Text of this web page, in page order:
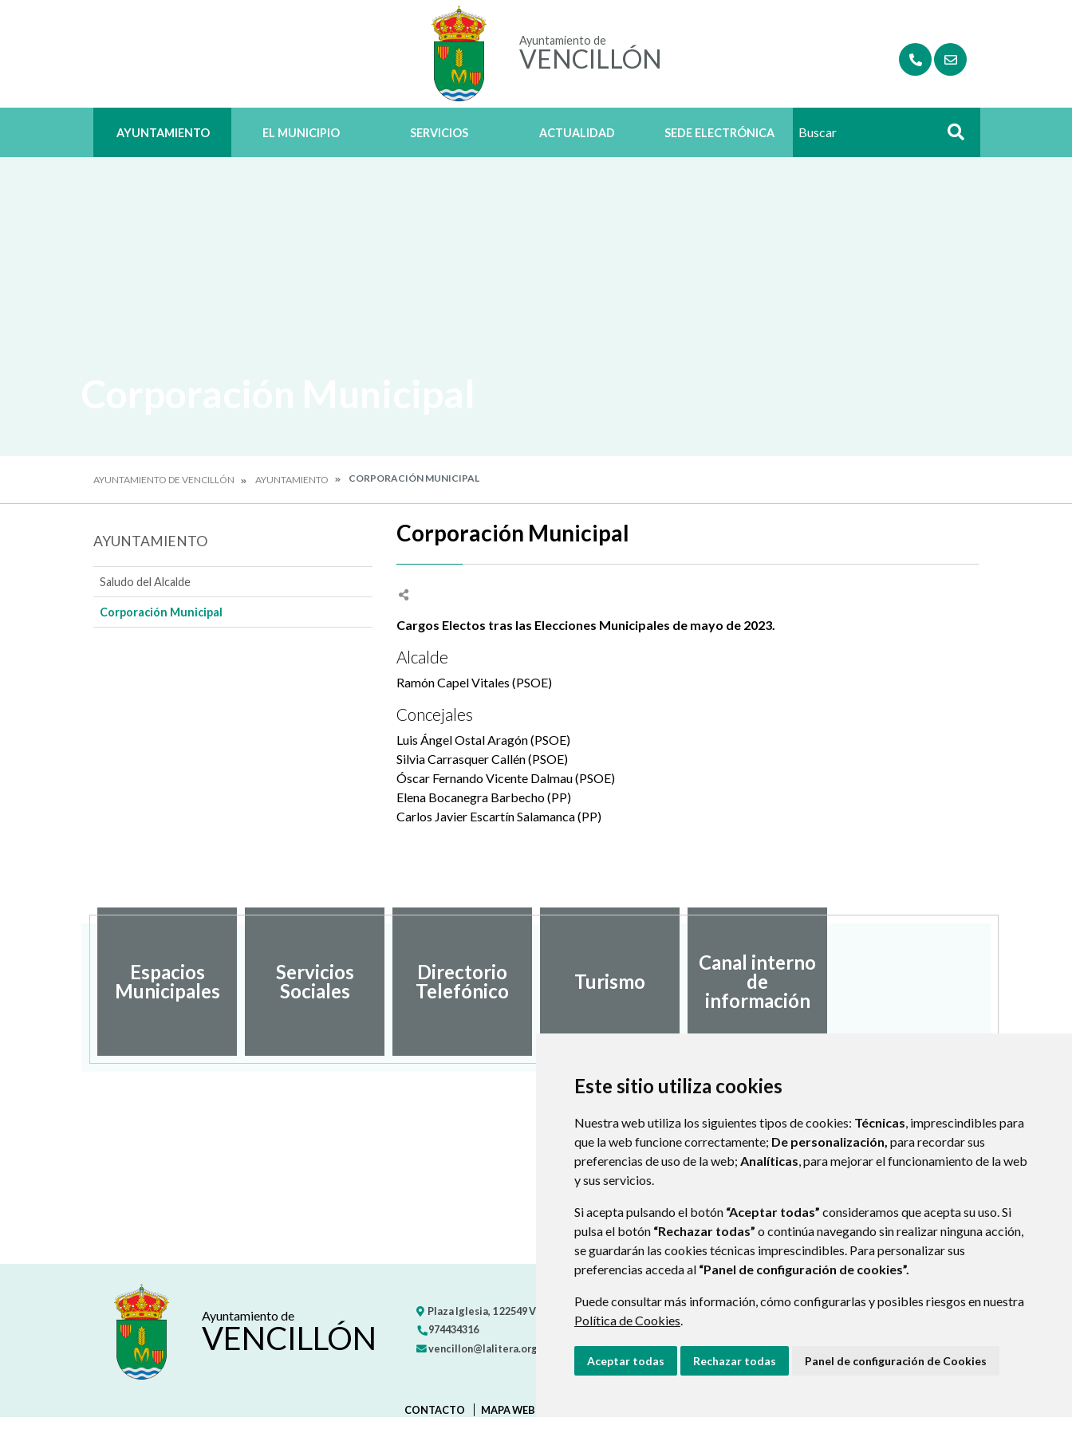
Este sitio utiliza cookies
Nuestra web utiliza los siguientes tipos de cookies: Técnicas, imprescindibles para
que la web funcione correctamente; De personalización, para recordar sus
preferencias de uso de la web; Analíticas, para mejorar el funcionamiento de la web
y sus servicios.
Si acepta pulsando el botón “Aceptar todas” consideramos que acepta su uso. Si
pulsa el botón “Rechazar todas” o continúa navegando sin realizar ninguna acción,
se guardarán las cookies técnicas imprescindibles. Para personalizar sus
preferencias acceda al “Panel de configuración de cookies”.
Puede consultar más información, cómo configurarlas y posibles riesgos en nuestra
Política de Cookies.
Aceptar todas Rechazar todas Panel de configuración de Cookies
Ayuntamiento de
VENCILLÓN
AYUNTAMIENTO EL MUNICIPIO SERVICIOS ACTUALIDAD SEDE ELECTRÓNICA Buscar
AYUNTAMIENTO DE VENCILLÓN AYUNTAMIENTO CORPORACIÓN MUNICIPAL
AYUNTAMIENTO
Saludo del Alcalde
Corporación Municipal
Corporación Municipal
Cargos Electos tras las Elecciones Municipales de mayo de 2023.
Alcalde
Ramón Capel Vitales (PSOE)
Concejales
Luis Ángel Ostal Aragón (PSOE)
Silvia Carrasquer Callén (PSOE)
Óscar Fernando Vicente Dalmau (PSOE)
Elena Bocanegra Barbecho (PP)
Carlos Javier Escartín Salamanca (PP)
Espacios
Municipales
Servicios
Sociales
Directorio
Telefónico
Turismo
Canal interno
de
información
Ayuntamiento de
VENCILLÓN
Plaza Iglesia, 122549VENCILLÓN
974434316
vencillon@lalitera.org
CONTACTO MAPA WEB